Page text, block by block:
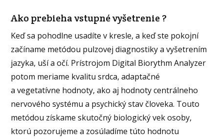
Ako prebieha vstupné vyšetrenie ?
Keď sa pohodlne usadíte v kresle, a keď ste pokojní
začíname metódou pulzovej diagnostiky a vyšetrením
jazyka, uší a očí. Prístrojom Digital Biorythm Analyzer
potom meriame kvalitu srdca, adaptačné
a vegetatívne hodnoty, ako aj hodnoty centrálneho
nervového systému a psychický stav človeka. Touto
metódou získame skutočný biologický vek osoby,
ktorú pozorujeme a zosúladíme túto hodnotu